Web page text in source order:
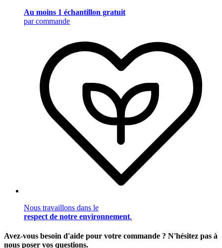
Au moins 1 échantillon gratuit
par commande
Nous travaillons dans le
respect de notre environnement.
Avez-vous besoin d'aide pour votre commande ? N'hésitez pas à
nous poser vos questions.